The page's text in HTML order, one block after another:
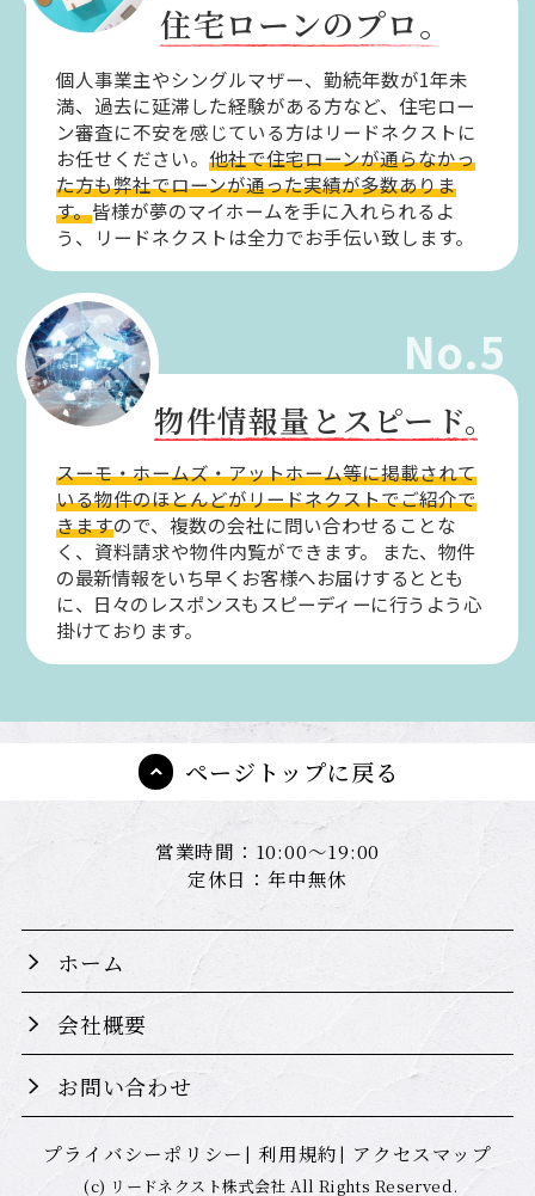
住宅ローンのプロ。
個人事業主やシングルマザー、勤続年数が1年未
満、過去に延滞した経験がある方など、住宅ロー
ン審査に不安を感じている方はリードネクストに
お任せください。他社で住宅ローンが通らなかっ
た方も弊社でローンが通った実績が多数ありま
す。皆様が夢のマイホームを手に入れられるよ
う、リードネクストは全力でお手伝い致します。
No.5
物件情報量とスピード。
スーモ・ホームズ・アットホーム等に掲載されて
いる物件のほとんどがリードネクストでご紹介で
きますので、複数の会社に問い合わせることな
く、資料請求や物件内覧ができます。
また、物件
の最新情報をいち早くお客様へお届けするととも
に、日々のレスポンスもスピーディーに行うよう心
掛けております。
ページトップに戻る
営業時間：10:00～19:00
定休日：年中無休
ホーム
会社概要
お問い合わせ
プライバシーポリシー 利用規約 アクセスマップ
(c) リードネクスト株式会社 All Rights Reserved.